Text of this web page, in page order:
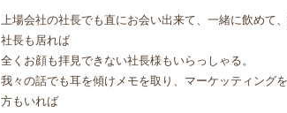
上場会社の社長でも直にお会い出来て、一緒に飲めて
社長も居れば
全くお顔も拝見できない社長様もいらっしゃる。
我々の話でも耳を傾けメモを取り、マーケッティング
方もいれば